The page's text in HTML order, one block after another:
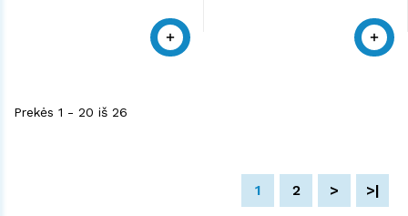
Prekės 1 - 20 iš 26
1 2 > >|